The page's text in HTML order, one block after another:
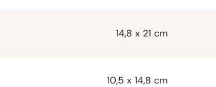
14,8 x 21 cm
10,5 x 14,8 cm